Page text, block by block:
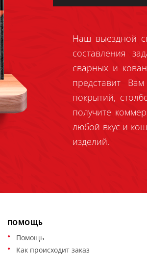
Наш выездной
составления
сварных и
представит
покрытий,
получите
любой вкус и
изделий.
ПОМОЩЬ
Помощь
Как происходит заказ